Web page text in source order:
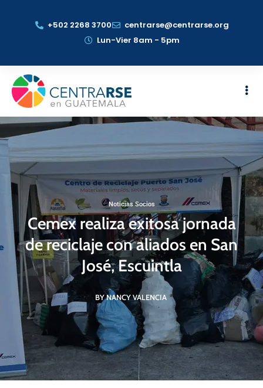
+502 2268 3700
centrarse@centrarse.org
Lun-Vier 8am - 5pm
Noticias Socios
Cemex realiza exitosa jornada
de reciclaje con aliados en San
José, Escuintla
BY NANCY VALENCIA